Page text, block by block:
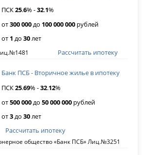
ПСК25.6% -32.1%
от300 000до 100 000 000 рублей
от 1 до30лет
Рассчитать ипотеку
Банк ПСБ - Вторичное жилье в ипотеку
ПСК25.69% -32.12%
от500 000до50 000 000 рублей
от3до30лет
общество «Банк ПСБ» Лиц.№3251
Рассчитать ипотеку